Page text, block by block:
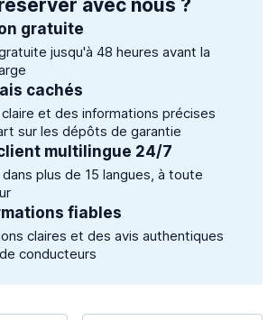
avec nous ?
gratuite
jusqu'à 48 heures avant la
cachés
et des informations précises
sur les dépôts de garantie
multilingue 24/7
plus de 15 langues, à toute
fiables
claires et des avis authentiques
conducteurs